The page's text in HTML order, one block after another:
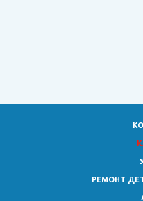
РЕМОНТ